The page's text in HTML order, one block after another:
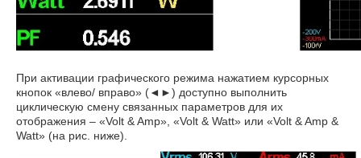
При активации графического режима нажатием курсорных
кнопок «влево/ вправо» (◄►) доступно выполнить
циклическую смену связанных параметров для их
отображения – «Volt & Amp», «Volt & Watt» или «Volt & Amp &
Watt» (на рис. ниже).